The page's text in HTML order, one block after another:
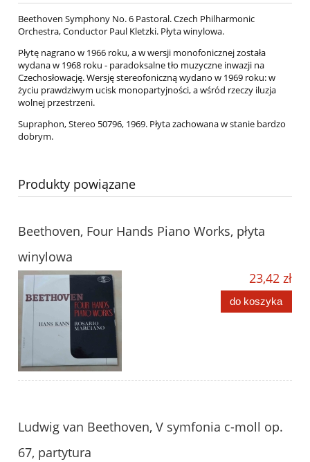
Beethoven Symphony No. 6 Pastoral. Czech Philharmonic
Orchestra, Conductor Paul Kletzki. Płyta winylowa.
Płytę nagrano w 1966 roku, a w wersji monofonicznej została
wydana w 1968 roku - paradoksalne tło muzyczne inwazji na
Czechosłowację. Wersję stereofoniczną wydano w 1969 roku: w
życiu prawdziwym ucisk monopartyjności, a wśród rzeczy iluzja
wolnej przestrzeni.
Supraphon, Stereo 50796, 1969. Płyta zachowana w stanie bardzo
dobrym.
Produkty powiązane
Beethoven, Four Hands Piano Works, płyta
winylowa
23,42 zł
do koszyka
Ludwig van Beethoven, V symfonia c-moll op.
67, partytura